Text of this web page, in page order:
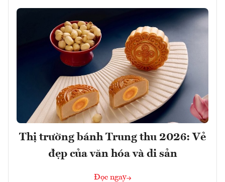
Thị trường bánh Trung thu 2026: Vẻ
đẹp của văn hóa và di sản
Đọc ngay